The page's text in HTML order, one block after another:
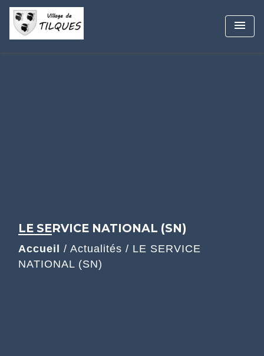
menu
LE SERVICE NATIONAL (SN)
Accueil / Actualités / LE SERVICE
NATIONAL (SN)